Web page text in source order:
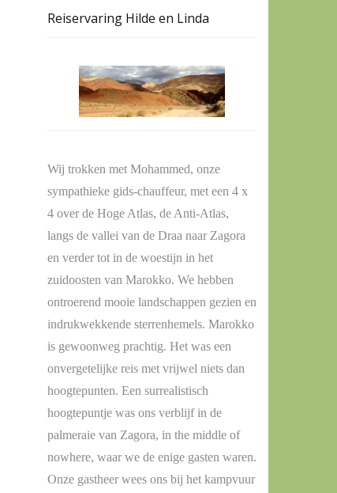
Reiservaring Hilde en Linda
Wij trokken met Mohammed, onze
sympathieke gids-chauffeur, met een 4 x
4 over de Hoge Atlas, de Anti-Atlas,
langs de vallei van de Draa naar Zagora
en verder tot in de woestijn in het
zuidoosten van Marokko. We hebben
ontroerend mooie landschappen gezien en
indrukwekkende sterrenhemels. Marokko
is gewoonweg prachtig. Het was een
onvergetelijke reis met vrijwel niets dan
hoogtepunten. Een surrealistisch
hoogtepuntje was ons verblijf in de
palmeraie van Zagora, in the middle of
nowhere, waar we de enige gasten waren.
Onze gastheer wees ons bij het kampvuur